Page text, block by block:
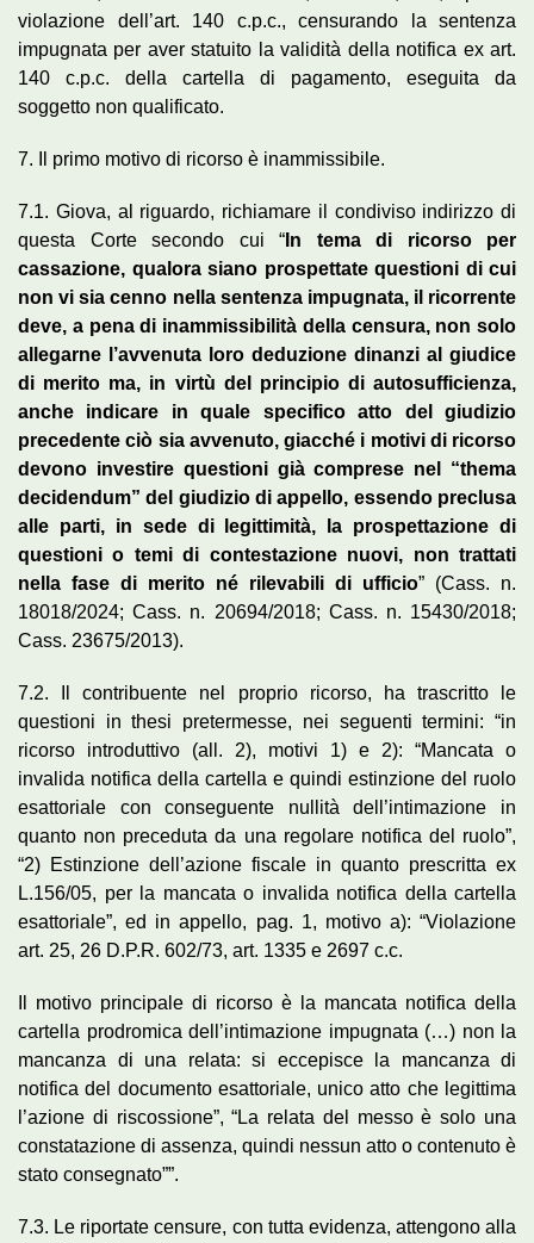
violazione dell’art. 140 c.p.c., censurando la sentenza
impugnata per aver statuito la validità della notifica ex art.
140 c.p.c. della cartella di pagamento, eseguita da
soggetto non qualificato.
7. Il primo motivo di ricorso è inammissibile.
7.1. Giova, al riguardo, richiamare il condiviso indirizzo di
questa Corte secondo cui “ In tema di ricorso per
cassazione, qualora siano prospettate questioni di cui
non vi sia cenno nella sentenza impugnata, il ricorrente
deve, a pena di inammissibilità della censura, non solo
allegarne l’avvenuta loro deduzione dinanzi al giudice
di merito ma, in virtù del principio di autosufficienza,
anche indicare in quale specifico atto del giudizio
precedente ciò sia avvenuto, giacché i motivi di ricorso
devono investire questioni già comprese nel “thema
decidendum” del giudizio di appello, essendo preclusa
alle parti, in sede di legittimità, la prospettazione di
questioni o temi di contestazione nuovi, non trattati
nella fase di merito né rilevabili di ufficio” (Cass. n.
18018/2024; Cass. n. 20694/2018; Cass. n. 15430/2018;
Cass. 23675/2013).
7.2. Il contribuente nel proprio ricorso, ha trascritto le
questioni in thesi pretermesse, nei seguenti termini: “in
ricorso introduttivo (all. 2), motivi 1) e 2): “Mancata o
invalida notifica della cartella e quindi estinzione del ruolo
esattoriale con conseguente nullità dell’intimazione in
quanto non preceduta da una regolare notifica del ruolo”,
“2) Estinzione dell’azione fiscale in quanto prescritta ex
L.156/05, per la mancata o invalida notifica della cartella
esattoriale”, ed in appello, pag. 1, motivo a): “Violazione
art. 25, 26 D.P.R. 602/73, art. 1335 e 2697 c.c.
Il motivo principale di ricorso è la mancata notifica della
cartella prodromica dell’intimazione impugnata (…) non la
mancanza di una relata: si eccepisce la mancanza di
notifica del documento esattoriale, unico atto che legittima
l’azione di riscossione”, “La relata del messo è solo una
constatazione di assenza, quindi nessun atto o contenuto è
stato consegnato””.
7.3. Le riportate censure, con tutta evidenza, attengono alla